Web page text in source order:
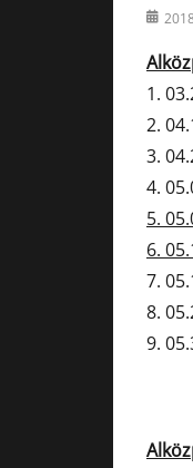
Posted
1.
2.
3.
4.
5.
6.
7.
8.
9.